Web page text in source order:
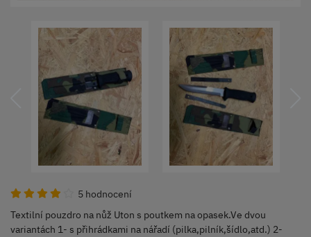
5 hodnocení
Textilní pouzdro na nůž Uton s poutkem na opasek.Ve dvou
variantách 1- s přihrádkami na nářadí (pilka,pilník,šídlo,atd.) 2-